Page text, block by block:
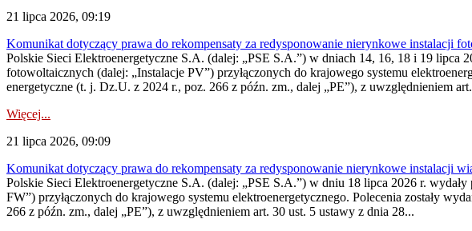
21 lipca 2026, 09:19
Komunikat dotyczący prawa do rekompensaty za redysponowanie nierynkowe instalacji
Polskie Sieci Elektroenergetyczne S.A. (dalej: „PSE S.A.”) w dniach 14, 16, 18 i 19 lipca
fotowoltaicznych (dalej: „Instalacje PV”) przyłączonych do krajowego systemu
energetyczne (t. j. Dz.U. z 2024 r., poz. 266 z późn. zm., dalej „PE”), z uwzględnieniem
Więcej...
21 lipca 2026, 09:09
Komunikat dotyczący prawa do rekompensaty za redysponowanie nierynkowe instalacji
Polskie Sieci Elektroenergetyczne S.A. (dalej: „PSE S.A.”) w dniu 18 lipca 2026 r.
FW”) przyłączonych do krajowego systemu elektroenergetycznego. Polecenia zostały
266 z późn. zm., dalej „PE”), z uwzględnieniem art. 30 ust. 5 ustawy z dnia 28...